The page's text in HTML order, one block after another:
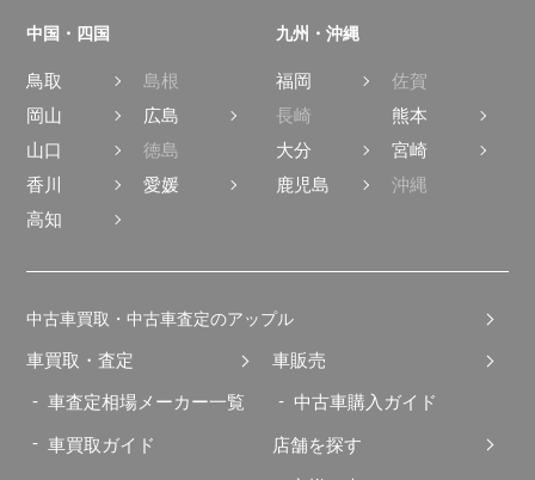
中国・四国
鳥取
島根
岡山
広島
山口
徳島
香川
愛媛
高知
九州・沖縄
福岡
佐賀
長崎
熊本
大分
宮崎
鹿児島
沖縄
中古車買取・中古車査定のアップル
車買取・査定
車査定相場メーカー一覧
車買取ガイド
車販売
中古車購入ガイド
店舗を探す